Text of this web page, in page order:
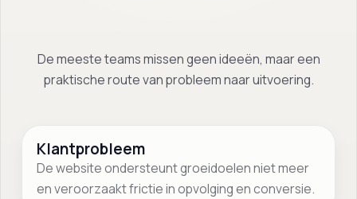
De meeste teams missen geen ideeën, maar een
praktische route van probleem naar uitvoering.
Klantprobleem
De website ondersteunt groeidoelen niet meer
en veroorzaakt frictie in opvolging en conversie.